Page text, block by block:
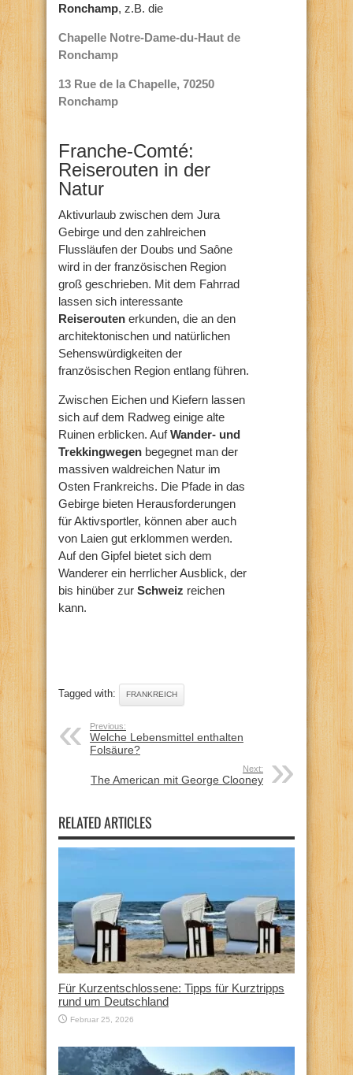
Ronchamp, z.B. die
Chapelle Notre-Dame-du-Haut de
Ronchamp
13 Rue de la Chapelle, 70250
Ronchamp
Franche-Comté:
Reiserouten in der
Natur
Aktivurlaub zwischen dem Jura
Gebirge und den zahlreichen
Flussläufen der Doubs und Saône
wird in der französischen Region
groß geschrieben. Mit dem Fahrrad
lassen sich interessante
Reiserouten erkunden, die an den
architektonischen und natürlichen
Sehenswürdigkeiten der
französischen Region entlang führen.
Zwischen Eichen und Kiefern lassen
sich auf dem Radweg einige alte
Ruinen erblicken. AufWander- und
Trekkingwegen begegnet man der
massiven waldreichen Natur im
Osten Frankreichs. Die Pfade in das
Gebirge bieten Herausforderungen
für Aktivsportler, können aber auch
von Laien gut erklommen werden.
Auf den Gipfel bietet sich dem
Wanderer ein herrlicher Ausblick, der
bis hinüber zur Schweiz reichen
kann.
Tagged with: FRANKREICH
Previous:
Welche Lebensmittel enthalten
Folsäure?
Next:
The American mit George Clooney
RELATED ARTICLES
Für Kurzentschlossene: Tipps für Kurztripps
rund um Deutschland
Februar 25, 2026